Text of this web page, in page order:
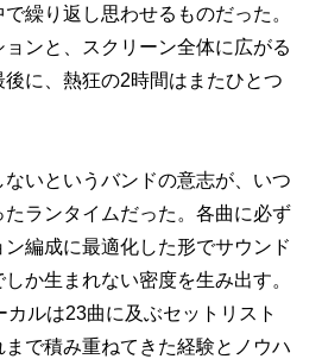
繰り返し思わせるものだった。
ンと、スクリーン全体に広がる
に、熱狂の2時間はまたひとつ
いというバンドの意志が、いつ
ランタイムだった。各曲に必ず
編成に最適化した形でサウンド
か生まれない密度を生み出す。
ルは23曲に及ぶセットリスト
で積み重ねてきた経験とノウハ